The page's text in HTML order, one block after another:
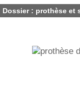
Dossier : prothèse et